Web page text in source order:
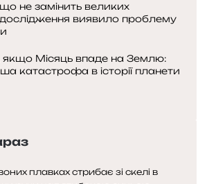
не замінить великих
дослідження виявило проблему
якщо Місяць впаде на Землю:
катастрофа в історії планети